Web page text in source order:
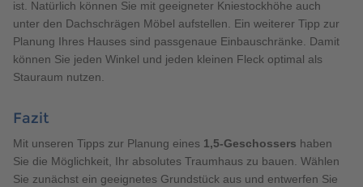
ist. Natürlich können Sie mit geeigneter Kniestockhöhe auch
unter den Dachschrägen Möbel aufstellen. Ein weiterer Tipp zur
Planung Ihres Hauses sind passgenaue Einbauschränke. Damit
können Sie jeden Winkel und jeden kleinen Fleck optimal als
Stauraum nutzen.
Fazit
Mit unseren Tipps zur Planung eines 1,5-Geschossers haben
Sie die Möglichkeit, Ihr absolutes Traumhaus zu bauen. Wählen
Sie zunächst ein geeignetes Grundstück aus und entwerfen Sie